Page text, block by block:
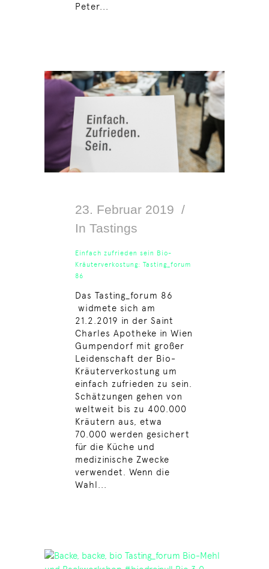
Peter...
23. Februar 2019
In Tastings
Einfach zufrieden sein Bio-
Kräuterverkostung: Tasting_forum
86
Das Tasting_forum 86
widmete sich am
21.2.2019 in der Saint
Charles Apotheke in Wien
Gumpendorf mit großer
Leidenschaft der Bio-
Kräuterverkostung um
einfach zufrieden zu sein.
Schätzungen gehen von
weltweit bis zu 400.000
Kräutern aus, etwa
70.000 werden gesichert
für die Küche und
medizinische Zwecke
verwendet. Wenn die
Wahl...